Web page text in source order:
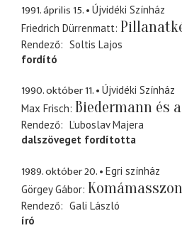
1991. április 15.
Újvidéki Színház
Friedrich Dürrenmatt
Rendező
Soltis Lajos
fordító
1990. október 11.
Újvidéki Színház
Max Frisch Biedermann és
Rendező
L’uboslav Majera
dalszöveget fordította
1989. október 20.
Egri színház
Görgey Gábor
Rendező
Gali László
író